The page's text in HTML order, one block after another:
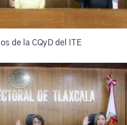
de la CQyD del ITE